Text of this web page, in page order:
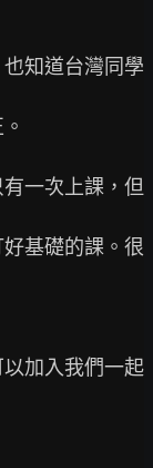
知道台灣同學
一次上課，但
基礎的課。很
加入我們一起